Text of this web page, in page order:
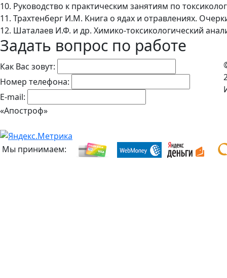
10. Руководство к практическим занятиям по
11. Трахтенберг И.М. Книга о ядах и отравлениях.
12. Шаталаев И.Ф. и др. Химико-токсикологический
Задать вопрос по работе
Как Вас зовут:
Номер телефона:
E-mail:
«Апостроф»
Мы принимаем: